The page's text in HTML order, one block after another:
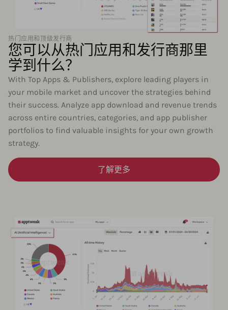
热门应用和顶级发行商
您可以从热门应用和发行商那里
学到什么？
With Top Apps & Publishers, explore leading players in
your mobile market and uncover the strategies behind
their success. Analyze app download and revenue trends
across entire countries, categories, and app publisher
portfolios to find valuable insights for your own growth
strategy.
了解更多